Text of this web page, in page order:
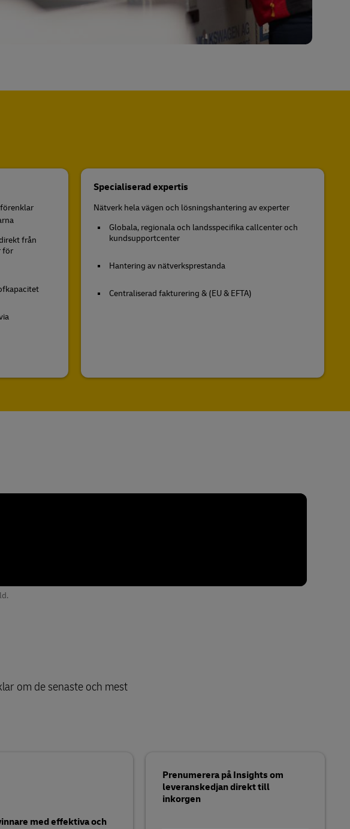
från
för
Specialiserad expertis
Nätverk hela vägen och lösningshantering av experter
Globala, regionala och landsspecifika callcenter och
kundsupportcenter
Hantering av nätverksprestanda
Centraliserad fakturering & (EU & EFTA)
om de senaste och mest
med effektiva och
Prenumerera på Insights om
leveranskedjan direkt till
inkorgen